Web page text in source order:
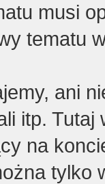
musi
tematu
ani
itp. Tutaj
na
tylko